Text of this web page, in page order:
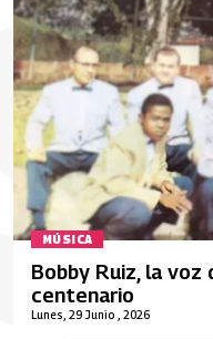
MÚSICA
Lunes, 29 Junio , 2026
Bobby Ruiz, la voz
centenario